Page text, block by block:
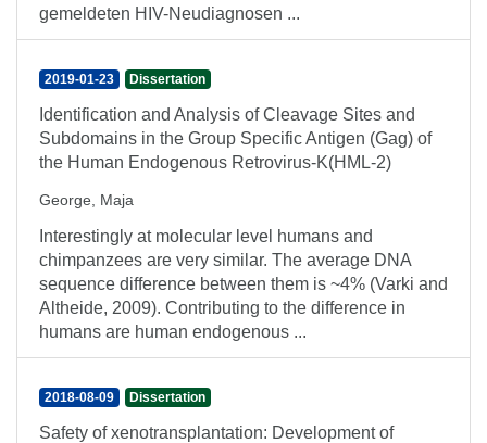
gemeldeten HIV-Neudiagnosen ...
2019-01-23 Dissertation
Identification and Analysis of Cleavage Sites and
Subdomains in the Group Specific Antigen (Gag) of
the Human Endogenous Retrovirus-K(HML-2)
George, Maja
Interestingly at molecular level humans and
chimpanzees are very similar. The average DNA
sequence difference between them is ~4% (Varki and
Altheide, 2009). Contributing to the difference in
humans are human endogenous ...
2018-08-09 Dissertation
Safety of xenotransplantation: Development of